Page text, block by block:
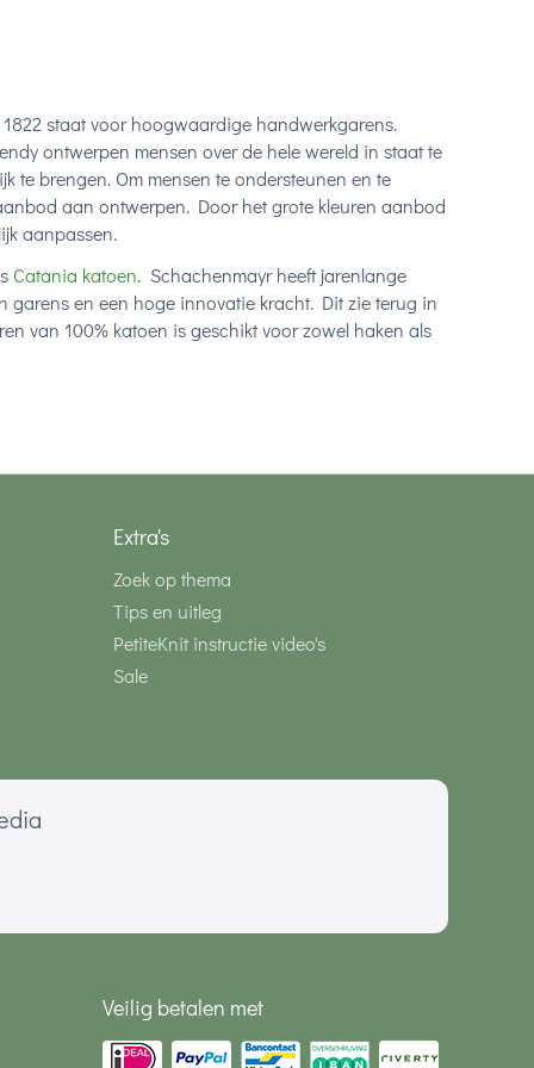
staat voor hoogwaardige handwerkgarens.
ontwerpen mensen over de hele wereld in staat te
te brengen. Om mensen te ondersteunen en te
aan ontwerpen. Door het grote kleuren aanbod
aanpassen.
Catania katoen. Schachenmayr heeft jarenlange
garens en een hoge innovatie kracht. Dit zie terug in
van 100% katoen is geschikt voor zowel haken als
Extra's
Zoek op thema
Tips en uitleg
PetiteKnit instructie video's
Sale
Veilig betalen met